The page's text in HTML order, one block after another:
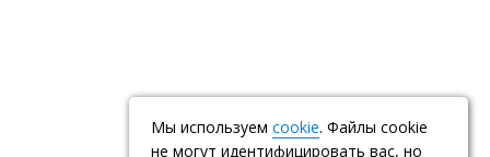
Мы используем cookie. Файлы cookie
не могут идентифицировать вас, но